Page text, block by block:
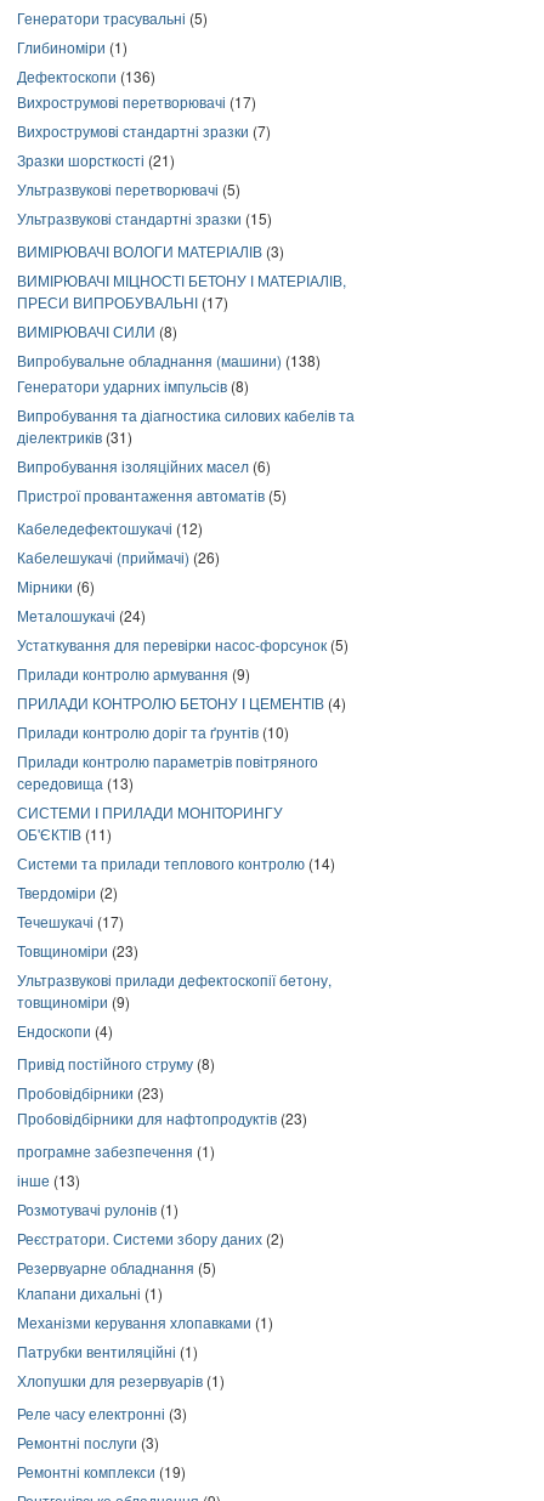
Генератори трасувальні (5)
Глибиноміри (1)
Дефектоскопи (136)
Вихрострумові перетворювачі (17)
Вихрострумові стандартні зразки (7)
Зразки шорсткості (21)
Ультразвукові перетворювачі (5)
Ультразвукові стандартні зразки (15)
ВИМІРЮВАЧІ ВОЛОГИ МАТЕРІАЛІВ (3)
ВИМІРЮВАЧІ МІЦНОСТІ БЕТОНУ І МАТЕРІАЛІВ,
ПРЕСИ ВИПРОБУВАЛЬНІ (17)
ВИМІРЮВАЧІ СИЛИ (8)
Випробувальне обладнання (машини) (138)
Генератори ударних імпульсів (8)
Випробування та діагностика силових кабелів та
діелектриків (31)
Випробування ізоляційних масел (6)
Пристрої провантаження автоматів (5)
Кабеледефектошукачі (12)
Кабелешукачі (приймачі) (26)
Мірники (6)
Металошукачі (24)
Устаткування для перевірки насос-форсунок (5)
Прилади контролю армування (9)
ПРИЛАДИ КОНТРОЛЮ БЕТОНУ І ЦЕМЕНТІВ (4)
Прилади контролю доріг та ґрунтів (10)
Прилади контролю параметрів повітряного
середовища (13)
СИСТЕМИ І ПРИЛАДИ МОНІТОРИНГУ
ОБ'ЄКТІВ (11)
Системи та прилади теплового контролю (14)
Твердоміри (2)
Течешукачі (17)
Товщиноміри (23)
Ультразвукові прилади дефектоскопії бетону,
товщиноміри (9)
Ендоскопи (4)
Привід постійного струму (8)
Пробовідбірники (23)
Пробовідбірники для нафтопродуктів (23)
програмне забезпечення (1)
інше (13)
Розмотувачі рулонів (1)
Реєстратори. Системи збору даних (2)
Резервуарне обладнання (5)
Клапани дихальні (1)
Механізми керування хлопавками (1)
Патрубки вентиляційні (1)
Хлопушки для резервуарів (1)
Реле часу електронні (3)
Ремонтні послуги (3)
Ремонтні комплекси (19)